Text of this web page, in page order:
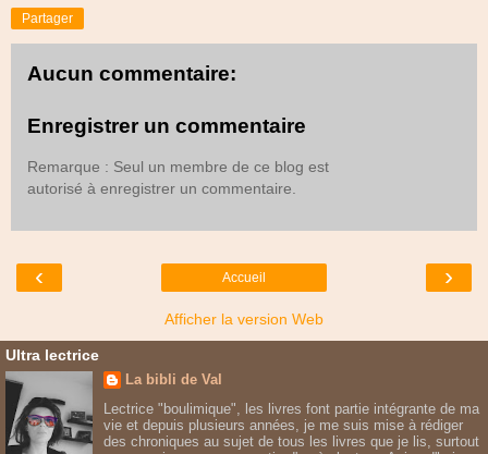
Partager
Aucun commentaire:
Enregistrer un commentaire
Remarque : Seul un membre de ce blog est
autorisé à enregistrer un commentaire.
‹ ›
Accueil
Afficher la version Web
Ultra lectrice
La bibli de Val
Lectrice "boulimique", les livres font partie intégrante de ma
vie et depuis plusieurs années, je me suis mise à rédiger
des chroniques au sujet de tous les livres que je lis, surtout